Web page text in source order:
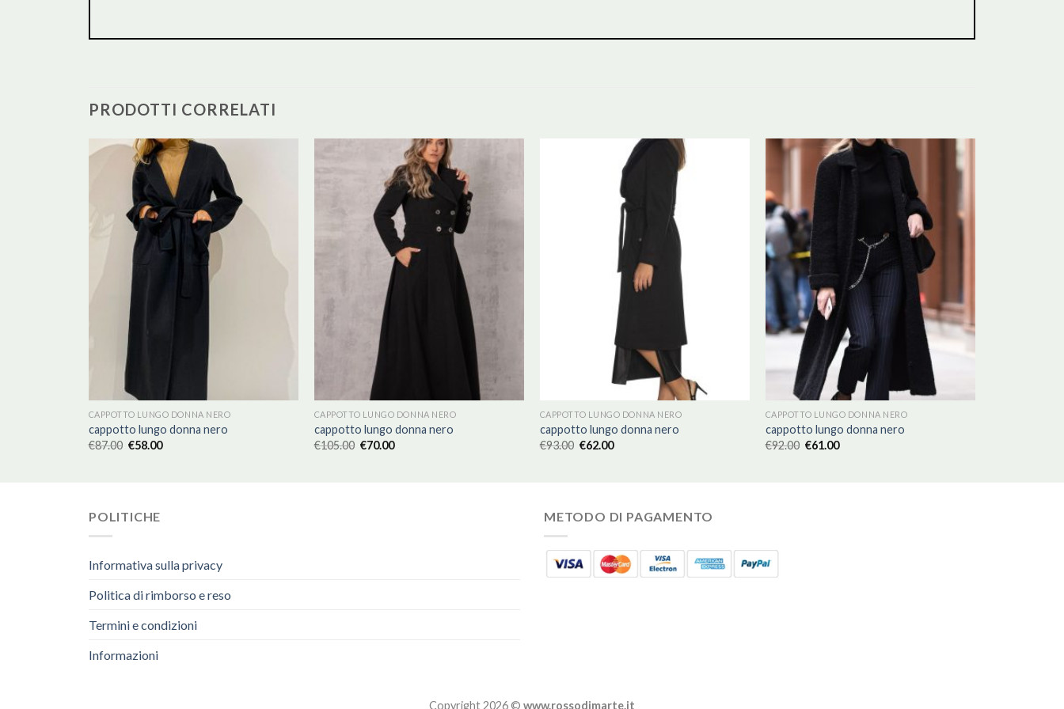
PRODOTTI CORRELATI
CAPPOTTO LUNGO DONNA NERO
cappotto lungo donna nero
€87.00 €58.00
CAPPOTTO LUNGO DONNA NERO
cappotto lungo donna nero
€105.00 €70.00
CAPPOTTO LUNGO DONNA NERO
cappotto lungo donna nero
€93.00 €62.00
CAPPOTTO LUNGO DONNA NERO
cappotto lungo donna nero
€92.00 €61.00
POLITICHE
Informativa sulla privacy
Politica di rimborso e reso
Termini e condizioni
Informazioni
METODO DI PAGAMENTO
Copyright 2026 © www.rossodimarte.it